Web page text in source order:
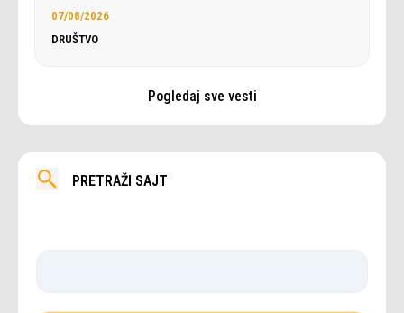
07/08/2026
DRUŠTVO
Pogledaj sve vesti
PRETRAŽI SAJT